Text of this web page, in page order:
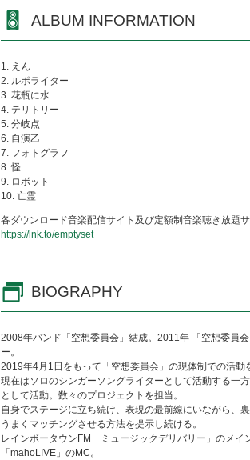
ALBUM INFORMATION
1. えん
2. ルポライター
3. 花瓶に水
4. テリトリー
5. 分岐点
6. 自演乙
7. フォトグラフ
8. 怪
9. ロボット
10. 亡霊
各ダウンロード音楽配信サイト及び定額制音楽聴き放題
https://lnk.to/emptyset
BIOGRAPHY
2008年バンド「空想委員会」結成。2011年 「空想委員
ー。
2019年4月1日をもって「空想委員会」の現体制での活動
現在はソロのシンガーソングライターとして活動する一
として活動。数々のプロジェクトを担当。
自身でステージに立ち続け、表現の最前線にいながら、
うまくマッチングさせる方法を提示し続ける。
レインボータウンFM「ミュージックデリバリー」のメ
「mahoLIVE」のMC。